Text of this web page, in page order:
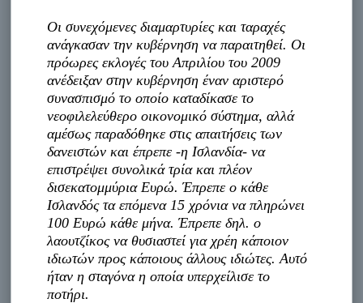
Οι συνεχόμενες διαμαρτυρίες και ταραχές
ανάγκασαν την κυβέρνηση να παραιτηθεί. Οι
πρόωρες εκλογές του Απριλίου του 2009
ανέδειξαν στην κυβέρνηση έναν αριστερό
συνασπισμό το οποίο καταδίκασε το
νεοφιλελεύθερο οικονομικό σύστημα, αλλά
αμέσως παραδόθηκε στις απαιτήσεις των
δανειστών και έπρεπε -η Ισλανδία- να
επιστρέψει συνολικά τρία και πλέον
δισεκατομμύρια Ευρώ. Έπρεπε ο κάθε
Ισλανδός τα επόμενα 15 χρόνια να πληρώνει
100 Ευρώ κάθε μήνα. Έπρεπε δηλ. ο
λαουτζίκος να θυσιαστεί για χρέη κάποιον
ιδιωτών προς κάποιους άλλους ιδιώτες. Αυτό
ήταν η σταγόνα η οποία υπερχείλισε το
ποτήρι.